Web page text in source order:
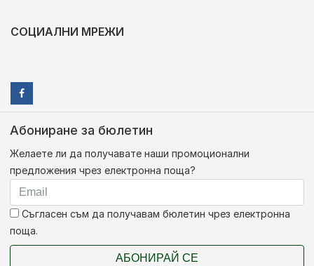
СОЦИАЛНИ МРЕЖИ
Абониране за бюлетин
Желаете ли да получавате наши промоционални
предложения чрез електронна поща?
Съгласен съм да получавам бюлетин чрез електронна
поща.
АБОНИРАЙ СЕ